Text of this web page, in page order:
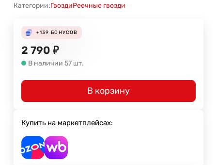
Категории:ГвоздиРеечные гвозди
+139 БОНУСОВ
2 790 ₽
В наличии 57 шт.
В корзину
Купить на маркетплейсах: